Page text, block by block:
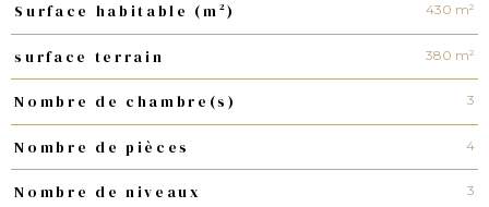
Surface habitable (m²) 430 m²
surface terrain 380 m²
Nombre de chambre(s) 3
Nombre de pièces 4
Nombre de niveaux 3